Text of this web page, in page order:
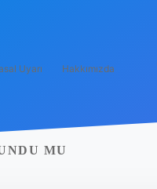
Uyarı Hakkımızda
MU